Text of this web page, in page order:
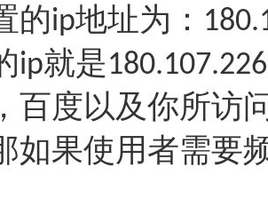
的ip地址为：
ip就是
百度以及你所访
如果使用者需要